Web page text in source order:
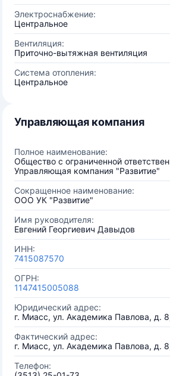
Электроснабжение:
Центральное
Вентиляция:
Приточно-вытяжная вентиляция
Система отопления:
Центральное
Управляющая компания
Полное наименование:
Общество с ограниченной
Управляющая компания "Развитие"
Сокращенное наименование:
ООО УК "Развитие"
Имя руководителя:
Евгений Георгиевич Давыдов
ИНН:
7415087570
ОГРН:
1147415005088
Юридический адрес:
г. Миасс, ул. Академика Павлова, д.
Фактический адрес:
г. Миасс, ул. Академика Павлова, д.
Телефон: